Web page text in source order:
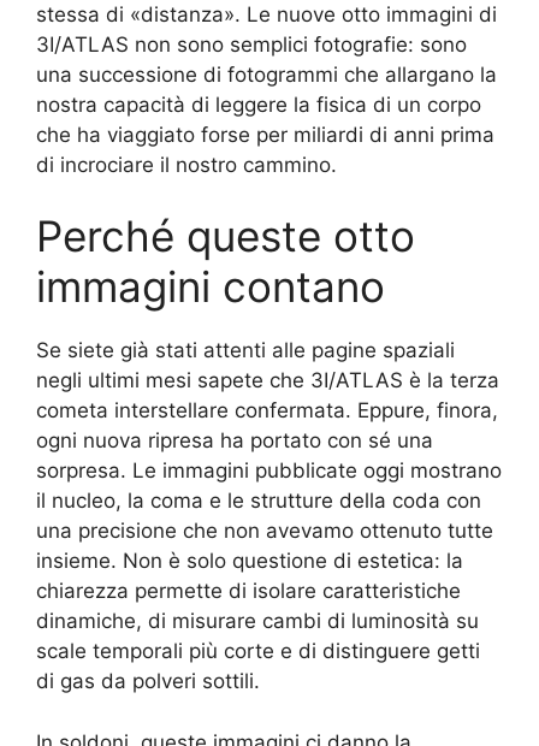
stessa di «distanza». Le nuove otto immagini di
3I/ATLAS non sono semplici fotografie: sono
una successione di fotogrammi che allargano la
nostra capacità di leggere la fisica di un corpo
che ha viaggiato forse per miliardi di anni prima
di incrociare il nostro cammino.
Perché queste otto
immagini contano
Se siete già stati attenti alle pagine spaziali
negli ultimi mesi sapete che 3I/ATLAS è la terza
cometa interstellare confermata. Eppure, finora,
ogni nuova ripresa ha portato con sé una
sorpresa. Le immagini pubblicate oggi mostrano
il nucleo, la coma e le strutture della coda con
una precisione che non avevamo ottenuto tutte
insieme. Non è solo questione di estetica: la
chiarezza permette di isolare caratteristiche
dinamiche, di misurare cambi di luminosità su
scale temporali più corte e di distinguere getti
di gas da polveri sottili.